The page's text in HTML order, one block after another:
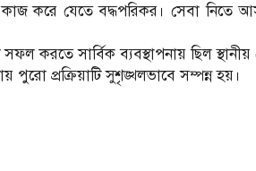
কাজ করে যেতে বদ্ধপরিকর। সেবা নিতে
করতে সার্বিক ব্যবস্থাপনায় ছিল স্থানীয়
পুরো প্রক্রিয়াটি সুশৃঙ্খলভাবে সম্পন্ন হয়।